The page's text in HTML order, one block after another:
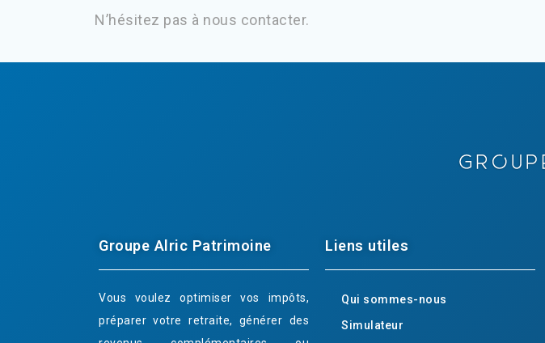
N’hésitez pas à nous contacter.
Groupe Alric Patrimoine
Vous voulez optimiser vos impôts,
préparer votre retraite, générer des
Liens utiles
Qui sommes-nous
Simulateur